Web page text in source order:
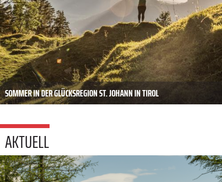
SOMMER IN DER GLÜCKSREGION ST. JOHANN IN TIROL
AKTUELL